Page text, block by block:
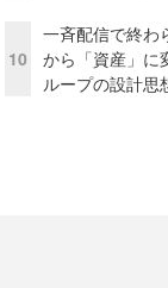
10
一斉配信で終わ
から「資産」に
ループの設計思